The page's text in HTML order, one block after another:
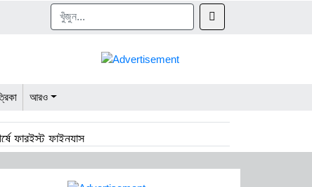
আরও
ফারইস্ট ফাইন্যান্স
২ হাজার কোটি টাকার বেড়েছে বাজার মূলধন